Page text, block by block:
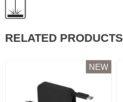
RELATED PRODUCTS
NEW